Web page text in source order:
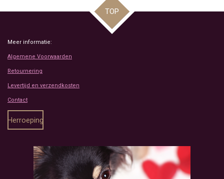
TOP
Meer informatie:
Algemene Voorwaarden
Retournering
Levertijd en verzendkosten
Contact
Herroeping